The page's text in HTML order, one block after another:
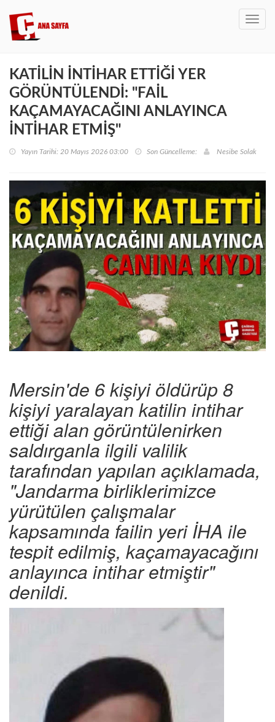
KATİLİN İNTİHAR ETTİĞİ YER
GÖRÜNTÜLENDİ: "FAİL
KAÇAMAYACAĞINI ANLAYINCA
İNTİHAR ETMİŞ"
Yayın Tarihi: 20 Mayıs 2026 03:00 Son Güncelleme: Nesibe Solak
Mersin'de 6 kişiyi öldürüp 8
kişiyi yaralayan katilin intihar
ettiği alan görüntülenirken
saldırganla ilgili valilik
tarafından yapılan açıklamada,
"Jandarma birliklerimizce
yürütülen çalışmalar
kapsamında failin yeri İHA ile
tespit edilmiş, kaçamayacağını
anlayınca intihar etmiştir"
denildi.